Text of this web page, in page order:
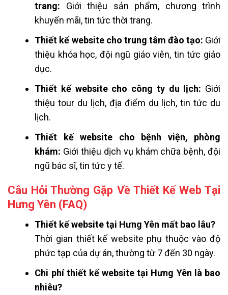
trang: Giới thiệu sản phẩm, chương trình
khuyến mãi, tin tức thời trang.
Thiết kế website cho trung tâm đào tạo: Giới
thiệu khóa học, đội ngũ giáo viên, tin tức giáo
dục.
Thiết kế website cho công ty du lịch: Giới
thiệu tour du lịch, địa điểm du lịch, tin tức du
lịch.
Thiết kế website cho bệnh viện, phòng
khám: Giới thiệu dịch vụ khám chữa bệnh, đội
ngũ bác sĩ, tin tức y tế.
Câu Hỏi Thường Gặp Về Thiết Kế Web Tại
Hưng Yên (FAQ)
Thiết kế website tại Hưng Yên mất bao lâu?
Thời gian thiết kế website phụ thuộc vào độ
phức tạp của dự án, thường từ 7 đến 30 ngày.
Chi phí thiết kế website tại Hưng Yên là bao
nhiêu?